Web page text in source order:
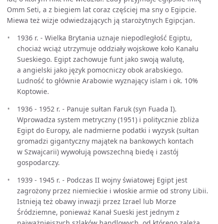
Omm Seti, a z biegiem lat coraz częściej ma sny o Egipcie.
Miewa też wizje odwiedzających ją starożytnych Egipcjan.
1936 r. - Wielka Brytania uznaje niepodległość Egiptu,
chociaż wciąż utrzymuje oddziały wojskowe koło Kanału
Sueskiego. Egipt zachowuje funt jako swoją walutę,
a angielski jako język pomocniczy obok arabskiego.
Ludność to głównie Arabowie wyznający islam i ok. 10%
Koptowie.
1936 - 1952 r. - Panuje sułtan Faruk (syn Fuada I).
Wprowadza system metryczny (1951) i politycznie zbliża
Egipt do Europy, ale nadmierne podatki i wyzysk (sułtan
gromadzi gigantyczny majątek na bankowych kontach
w Szwajcarii) wywołują powszechną biedę i zastój
gospodarczy.
1939 - 1945 r. - Podczas II wojny światowej Egipt jest
zagrożony przez niemieckie i włoskie armie od strony Libii.
Istnieją też obawy inwazji przez Izrael lub Morze
Śródziemne, ponieważ Kanał Sueski jest jednym z